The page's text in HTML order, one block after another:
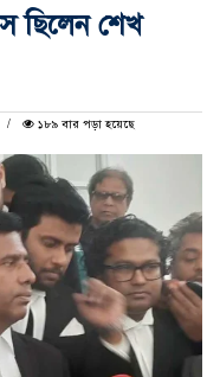
ছিলেন শেখ
১৮৯ বার পড়া হয়েছে